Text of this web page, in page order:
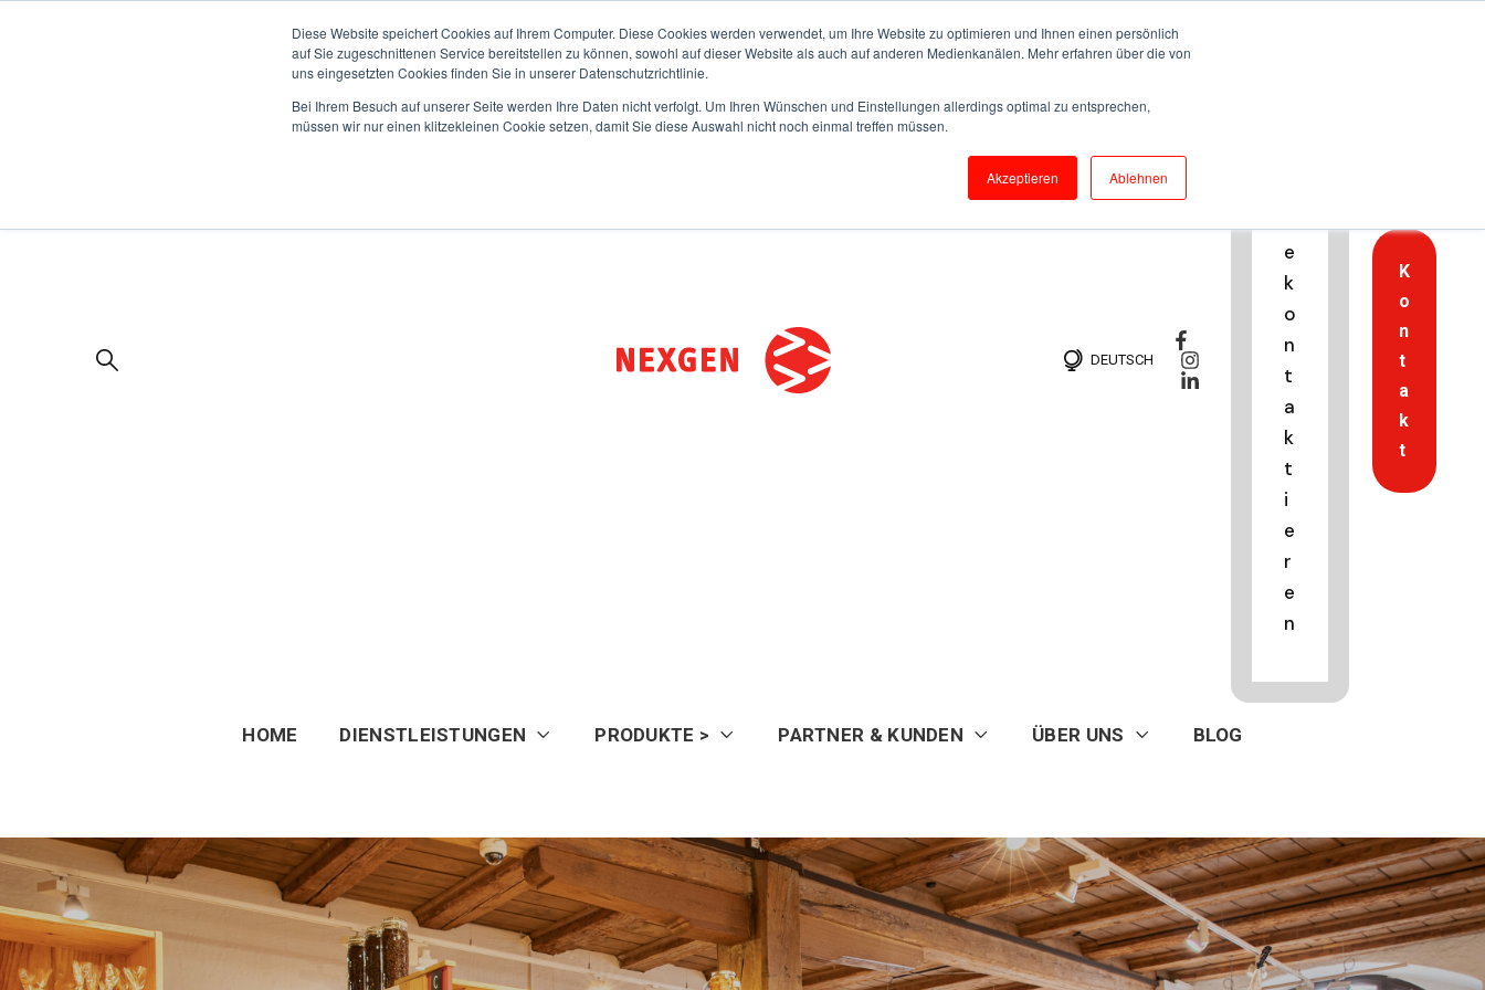
Diese Website speichert Cookies auf Ihrem Computer. Diese Cookies werden verwendet, um Ihre Website zu optimieren und Ihnen einen persönlich
auf Sie zugeschnittenen Service bereitstellen zu können, sowohl auf dieser Website als auch auf anderen Medienkanälen. Mehr erfahren über die von
uns eingesetzten Cookies finden Sie in unserer Datenschutzrichtlinie.
Bei Ihrem Besuch auf unserer Seite werden Ihre Daten nicht verfolgt. Um Ihren Wünschen und Einstellungen allerdings optimal zu entsprechen,
müssen wir nur einen klitzekleinen Cookie setzen, damit Sie diese Auswahl nicht noch einmal treffen müssen.
Akzeptieren Ablehnen
DEUTSCH
e
k
o
n
t
a
k
t
i
e
r
e
n
K
o
n
t
a
k
t
HOME DIENSTLEISTUNGEN PRODUKTE > PARTNER & KUNDEN ÜBER UNS BLOG